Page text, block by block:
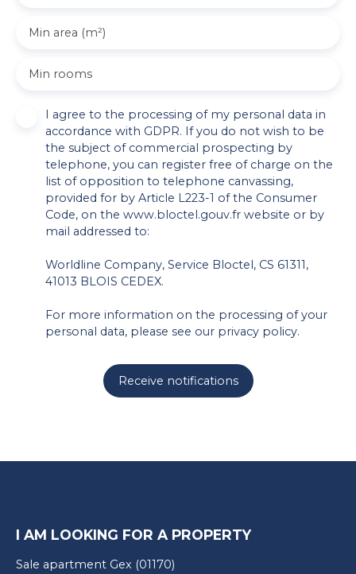
Min area (m²)
Min rooms
I agree to the processing of my personal data in
accordance with GDPR. If you do not wish to be
the subject of commercial prospecting by
telephone, you can register free of charge on the
list of opposition to telephone canvassing,
provided for by Article L223-1 of the Consumer
Code, on the www.bloctel.gouv.fr website or by
mail addressed to:
Worldline Company, Service Bloctel, CS 61311,
41013 BLOIS CEDEX.
For more information on the processing of your
personal data, please see our privacy policy.
Receive notifications
I AM LOOKING FOR A PROPERTY
Sale apartment Gex (01170)